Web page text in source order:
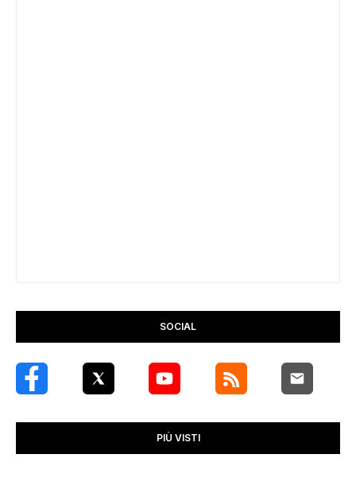
SOCIAL
PIÙ VISTI